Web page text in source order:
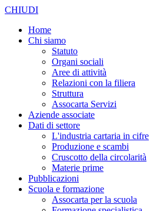
CHIUDI
Home
Chi siamo
Statuto
Organi sociali
Aree di attività
Relazioni con la filiera
Struttura
Assocarta Servizi
Aziende associate
Dati di settore
L'industria cartaria in cifre
Produzione e scambi
Cruscotto della circolarità
Materie prime
Pubblicazioni
Scuola e formazione
Assocarta per la scuola